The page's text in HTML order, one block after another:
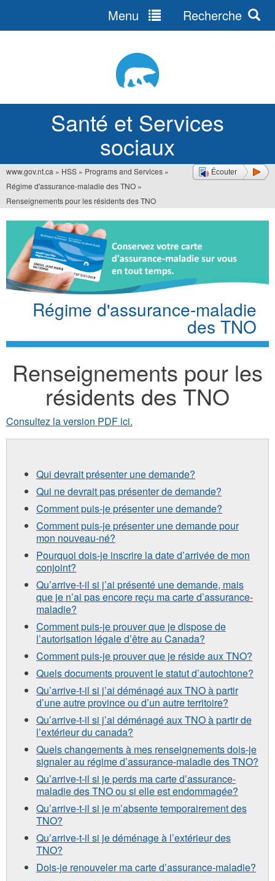
Santé et Services
sociaux
Menu Recherche
Écouter
Vous
êtes
ici
www.gov.nt.ca » HSS » Programs and Services »
Régime d'assurance-maladie des TNO »
Renseignements pour les résidents des TNO
Régime d'assurance-maladie
des TNO
Renseignements pour les
résidents des TNO
Consultez la version PDF ici.
Qui devrait présenter une demande?
Qui ne devrait pas présenter de demande?
Comment puis-je présenter une demande?
Comment puis-je présenter une demande pour
mon nouveau-né?
Pourquoi dois-je inscrire la date d’arrivée de mon
conjoint?
Qu’arrive-t-il si j’ai présenté une demande, mais
que je n’ai pas encore reçu ma carte d’assurance-
maladie?
Comment puis-je prouver que je dispose de
l’autorisation légale d’être au Canada?
Comment puis-je prouver que je réside aux TNO?
Quels documents prouvent le statut d’autochtone?
Qu’arrive-t-il si j’ai déménagé aux TNO à partir
d’une autre province ou d’un autre territoire?
Qu’arrive-t-il si j’ai déménagé aux TNO à partir de
l’extérieur du canada?
Quels changements à mes renseignements dois-je
signaler au régime d’assurance-maladie des TNO?
Qu’arrive-t-il si je perds ma carte d’assurance-
maladie des TNO ou si elle est endommagée?
Qu’arrive-t-il si je m’absente temporairement des
TNO?
Qu’arrive-t-il si je déménage à l’extérieur des
TNO?
Dois-je renouveler ma carte d’assurance-maladie?